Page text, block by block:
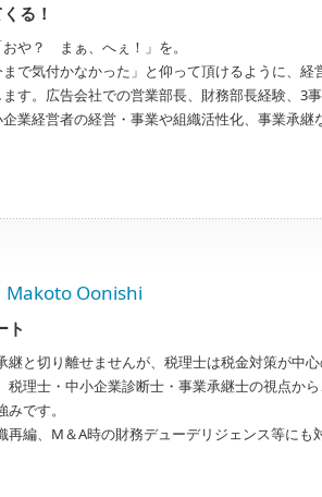
る！
や？ まぁ、へぇ！」を。
まで気付かなかった」と仰って頂けるように、
す。広告会社での営業部長、財務部長経験、3
業経営者の経営・事業や組織活性化、事業承継
Oonishi
ト
継と切り離せませんが、税理士は税金対策が中
税理士・中小企業診断士・事業承継士の視点か
です。
再編、M＆A時の財務デューデリジェンス等にも